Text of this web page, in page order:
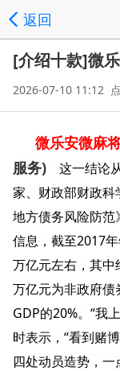
返回
[介绍十款]微
2026-07-10 11:12
微乐安微麻
服务)
这一结论
家、财政部财政科
地方债务风险防范
信息，截至2017
万亿元左右，其
万亿元为非政府
GDP的20%。“
时表示，“看到赌
四处动员造势，